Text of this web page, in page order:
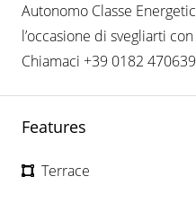
Autonomo Classe
l’occasione di svegliarti
Chiamaci +39 0182 470639
Features
Terrace